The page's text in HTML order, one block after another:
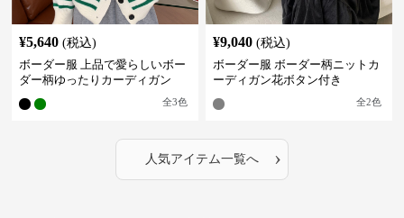
¥5,640 (税込)
ボーダー服 上品で愛らしいボー
ダー柄ゆったりカーディガン
全3色
¥9,040 (税込)
ボーダー服 ボーダー柄ニットカ
ーディガン花ボタン付き
全2色
人気アイテム一覧へ ›